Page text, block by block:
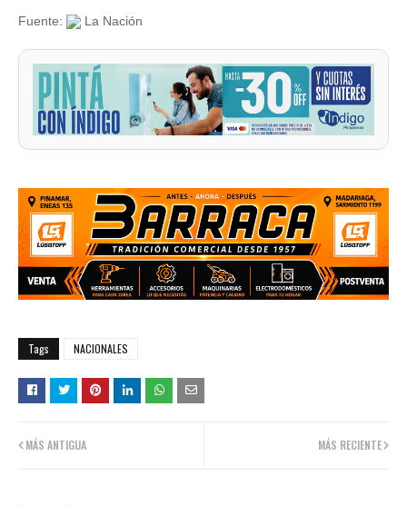
Fuente: La Nación
Tags NACIONALES
MÁS RECIENTE
MÁS ANTIGUA